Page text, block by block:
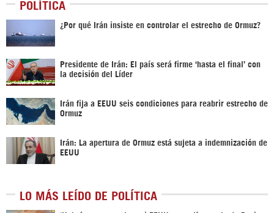
POLÍTICA
¿Por qué Irán insiste en controlar el estrecho de Ormuz?
Presidente de Irán: El país será firme ‘hasta el final’ con
la decisión del Líder
Irán fija a EEUU seis condiciones para reabrir estrecho de
Ormuz
Irán: La apertura de Ormuz está sujeta a indemnización de
EEUU
LO MÁS LEÍDO DE POLÍTICA